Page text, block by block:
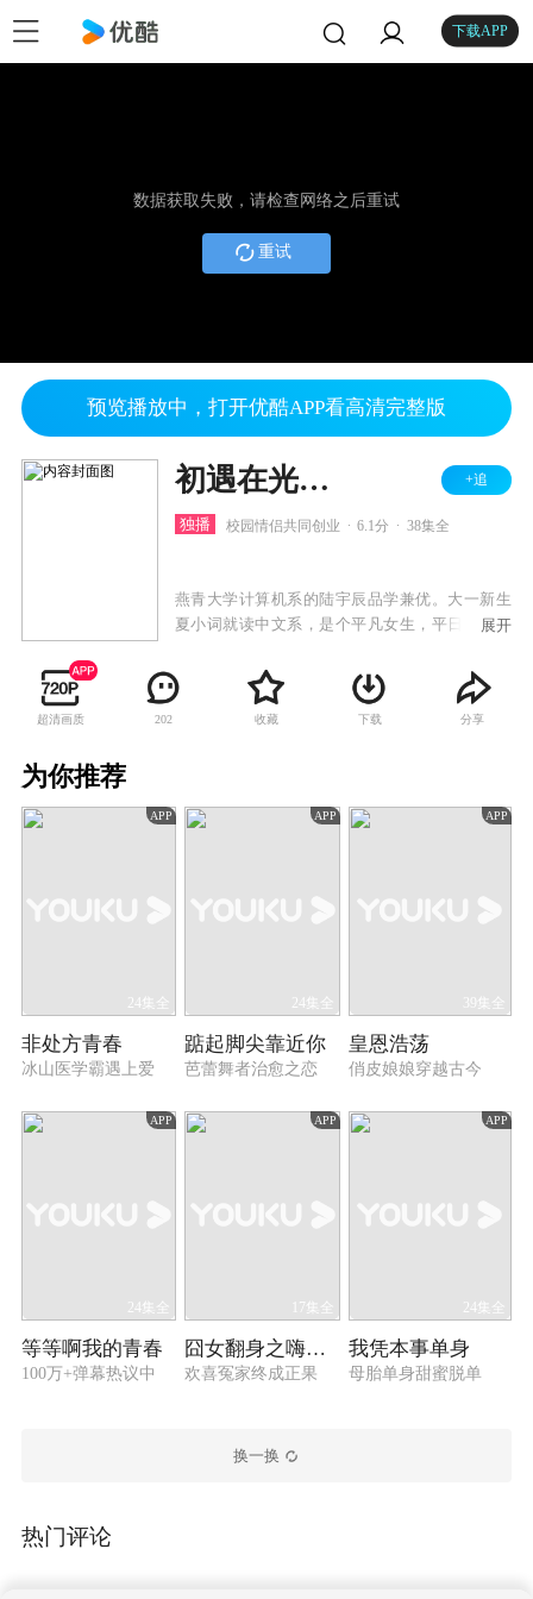
下载APP
数据获取失败，请检查网络之后重试
重试
预览播放中，打开优酷APP看高清完整版
初遇在光年之外 +追
独播 校园情侣共同创业 6.1分 38集全
燕青大学计算机系的陆宇辰品学兼优。大一新生
夏小词就读中文系，是个平凡女生，平日爱好就
善良的夏小词，上学第一天就意外撞个满怀，并
惹出一连串糗事，两人就此结下梁子。但随着在
校园生活的互动，他们越来越默契，共同解决了
展开
超清画质 202 收藏 下载 分享
为你推荐
APP
24集全
非处方青春
冰山医学霸遇上爱
APP
24集全
踮起脚尖靠近你
芭蕾舞者治愈之恋
APP
39集全
皇恩浩荡
俏皮娘娘穿越古今
APP
24集全
等等啊我的青春
100万+弹幕热议中
APP
17集全
囧女翻身之嗨如花 第二季
欢喜冤家终成正果
APP
24集全
我凭本事单身
母胎单身甜蜜脱单
换一换
热门评论